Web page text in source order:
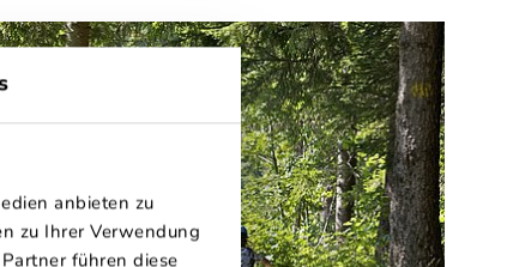
anbieten zu
zu Ihrer Verwendung
führen diese